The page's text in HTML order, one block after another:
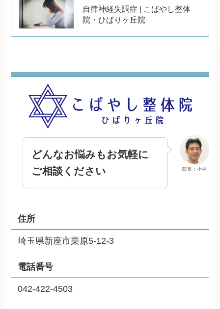
自律神経失調症 | こばやし整体
院・ひばりヶ丘院
院長：小林
どんなお悩みもお気軽に
ご相談ください
住所
埼玉県新座市栗原5-12-3
電話番号
042-422-4503